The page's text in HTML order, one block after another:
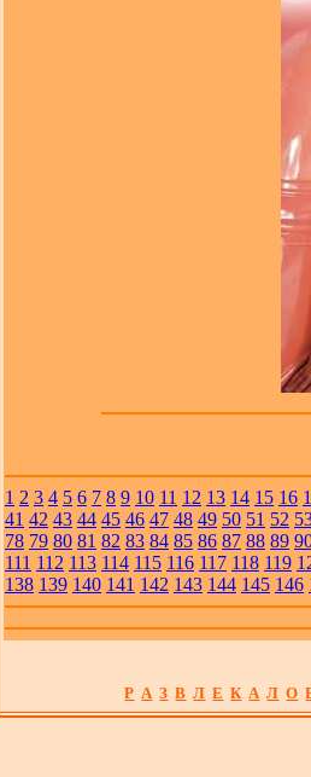
1 2 3 4 5 6 7 8 9 10 11 12 13 14 15 16
41 42 43 44 45 46 47 48 49 50 51 52
78 79 80 81 82 83 84 85 86 87 88 89
111 112 113 114 115 116 117 118 119
138 139 140 141 142 143 144 145 146
Р А З В Л Е К А Л О